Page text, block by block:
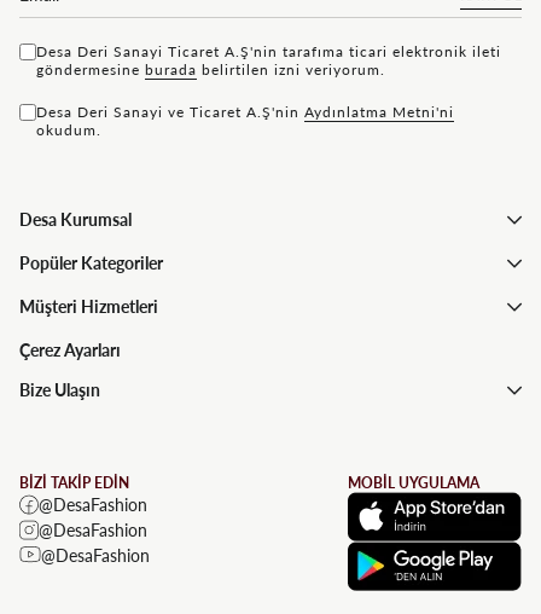
Desa Deri Sanayi Ticaret A.Ş'nin tarafıma ticari elektronik ileti
göndermesine bu rada belirtilen izni veriyorum.
Desa Deri Sanayi ve Ticaret A.Ş'nin Aydınlatma Metni'ni
okudum.
Desa Kurumsal
Popüler Kategoriler
Müşteri Hizmetleri
Çerez Ayarları
Bize Ulaşın
BİZİ TAKİP EDİN
@DesaFashion
@DesaFashion
@DesaFashion
MOBİL UYGULAMA